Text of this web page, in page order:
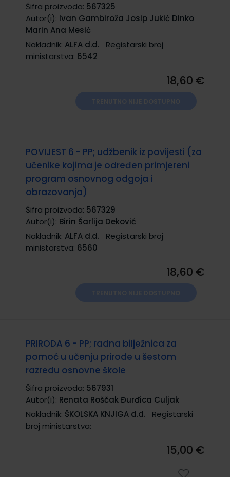
Šifra proizvoda: 567325
Autor(i): Ivan Gambiroža Josip Jukić Dinko
Marin Ana Mesić
Nakladnik: ALFA d.d.
Registarski broj
ministarstva: 6542
18,60 €
POVIJEST 6 - PP; udžbenik iz povijesti (za
učenike kojima je određen primjereni
program osnovnog odgoja i
obrazovanja)
Šifra proizvoda: 567329
Autor(i): Birin Šarlija Deković
Nakladnik: ALFA d.d.
Registarski broj
ministarstva: 6560
18,60 €
PRIRODA 6 - PP; radna bilježnica za
pomoć u učenju prirode u šestom
razredu osnovne škole
Šifra proizvoda: 567931
Autor(i): Renata Roščak Đurđica Culjak
Nakladnik: ŠKOLSKA KNJIGA d.d.
Registarski
broj ministarstva:
15,00 €